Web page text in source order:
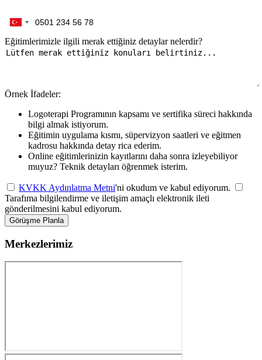
Eğitimlerimizle ilgili merak ettiğiniz detaylar nelerdir?
Örnek İfadeler:
Logoterapi Programının kapsamı ve sertifika süreci hakkında
bilgi almak istiyorum.
Eğitimin uygulama kısmı, süpervizyon saatleri ve eğitmen
kadrosu hakkında detay rica ederim.
Online eğitimlerinizin kayıtlarını daha sonra izleyebiliyor
muyuz? Teknik detayları öğrenmek isterim.
KVKK Aydınlatma Metni'ni okudum ve kabul ediyorum.
Tarafıma bilgilendirme ve iletişim amaçlı elektronik ileti
gönderilmesini kabul ediyorum.
Görüşme Planla
Merkezlerimiz